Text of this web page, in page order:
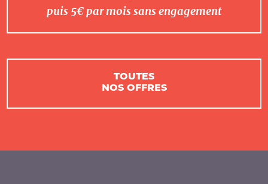
puis 5€ par mois sans engagement
TOUTES
NOS OFFRES